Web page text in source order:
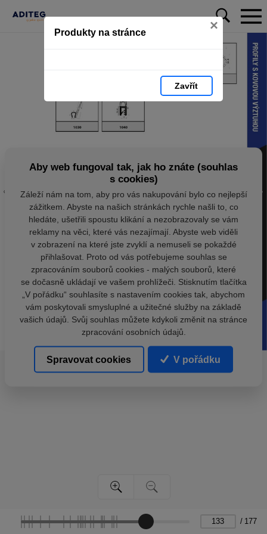
Produkty na stránce ×
Zavřít
/ 177
Aby web fungoval tak, jak ho znáte (souhlas
s cookies)
Záleží nám na tom, aby pro vás nakupování bylo co nejlepší
zážitkem. Abyste na našich stránkách rychle našli to, co
hledáte, ušetřili spoustu klikání a nezobrazovaly se vám
reklamy na věci, které vás nezajímají. Abyste web viděli
v zobrazení na které jste zvyklí a nemuseli se pokaždé
přihlašovat. Proto od vás potřebujeme souhlas se
zpracováním souborů cookies - malých souborů, které
se dočasně ukládají ve vašem prohlížeči. Stisknutím tlačítka
„V pořádku“ souhlasíte s nastavením cookies tak, abychom
vám poskytovali smysluplné a užitečné služby na základě
vašich údajů. Svůj souhlas můžete kdykoli změnit na stránce
zpracování osobních údajů.
Spravovat cookies V pořádku